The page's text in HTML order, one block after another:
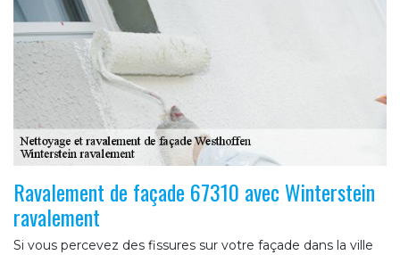
Ravalement de façade 67310 avec Winterstein
ravalement
Si vous percevez des fissures sur votre façade dans la ville